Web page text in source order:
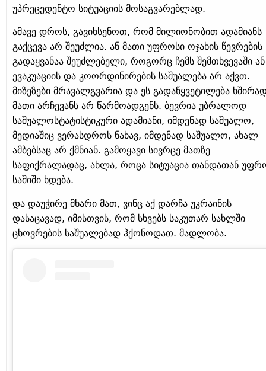
უპრეცედენტო სიტუაციის მოსაგვარებლად.
ამავე დროს, გავიხსენოთ, რომ მილიონობით ადამიანს
გაქცევა არ შეუძლია. ან მათი უფროსი ოჯახის წევრების
გადაყვანაა შეუძლებელი, როგორც ჩემს შემთხვევაში ან
ევაკუაციის და კოორდინირების საშუალება არ აქვთ.
მიზეზები მრავალგვარია და ეს გადაწყვეტილება
მათი არჩევანს არ წარმოადგენს. ბევრია უბრალოდ
საშუალოსტატისტიკური ადამიანი, იმდენად საშუალო,
მედიაშიც ვერასდროს ნახავ, იმდენად საშუალო, ახალ
ამბებსაც არ ქმნიან. გამოყავი სივრცე მათზე
საფიქრალადაც, ახლა, როცა სიტუაცია თანდათან
საშიში ხდება.
და დაუჭირე მხარი მათ, ვინც აქ დარჩა უკრაინის
დასაცავად, იმისთვის, რომ სხვებს საკუთარ სახლში
ცხოვრების საშუალებად ჰქონოდათ. მადლობა.